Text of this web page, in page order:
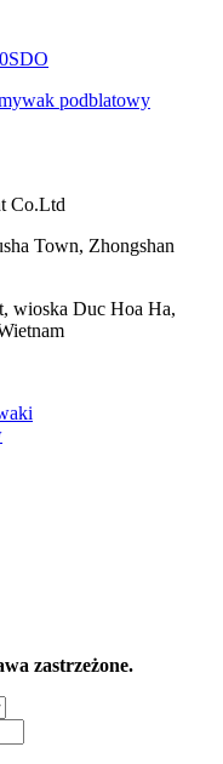
Co.Ltd
Town, Zhongshan
wioska Duc Hoa Ha,
zastrzeżone.